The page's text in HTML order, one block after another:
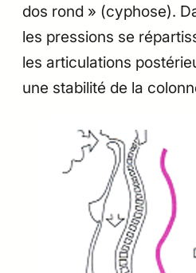
dos rond » (cyphose).
les pressions se
les articulations
une stabilité de la